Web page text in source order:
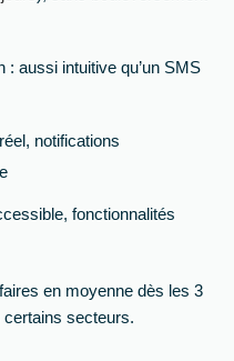
: aussi intuitive qu’un SMS
notifications
fonctionnalités
en moyenne dès les 3
certains secteurs.